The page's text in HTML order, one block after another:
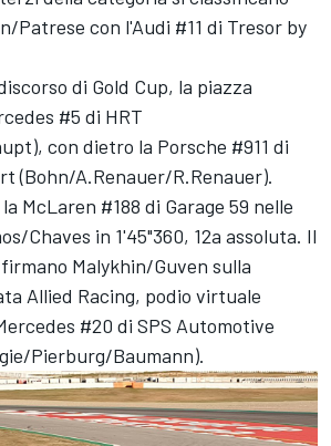
Patrese con l'Audi #11 di Tresor by
di Gold Cup, la piazza
#5 di HRT
con dietro la Porsche #911 di
(Bohn/A.Renauer/R.Renauer).
McLaren #188 di Garage 59 nelle
Chaves in 1'45"360, 12a assoluta. Il
Malykhin/Guven sulla
Allied Racing, podio virtuale
#20 di SPS Automotive
Pierburg/Baumann).